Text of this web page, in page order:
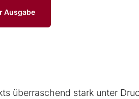
Ausgabe
überraschend stark unter